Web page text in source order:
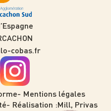
cobas.fr
Mentions légales
Réalisation :Mill, Privas